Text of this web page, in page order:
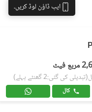
ایپ ڈاؤن لوڈ کریں۔
فیٹ
(تبدیلی کی گئی:2 گھنٹے پہلے)
کال